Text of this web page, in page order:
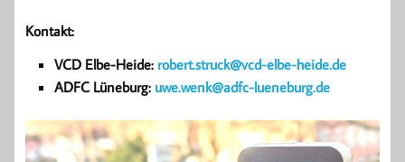
Kontakt:
VCD Elbe-Heide: robert.struck@vcd-elbe-heide.de
ADFC Lüneburg: uwe.wenk@adfc-lueneburg.de